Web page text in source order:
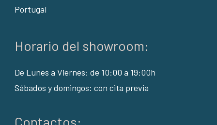
Portugal
Horario del showroom:
De Lunes a Viernes: de 10:00 a 19:00h
Sábados y domingos: con cita previa